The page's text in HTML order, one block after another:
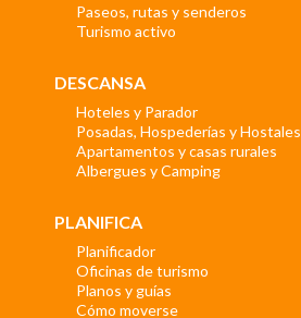
Paseos, rutas y senderos
Turismo activo
DESCANSA
Hoteles y Parador
Posadas, Hospederías y Hostales
Apartamentos y casas rurales
Albergues y Camping
PLANIFICA
Planificador
Oficinas de turismo
Planos y guías
Cómo moverse